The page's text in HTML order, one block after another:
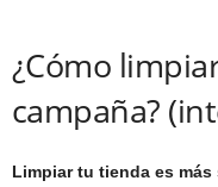
¿Cómo
campaña?
Limpiar tu tienda es